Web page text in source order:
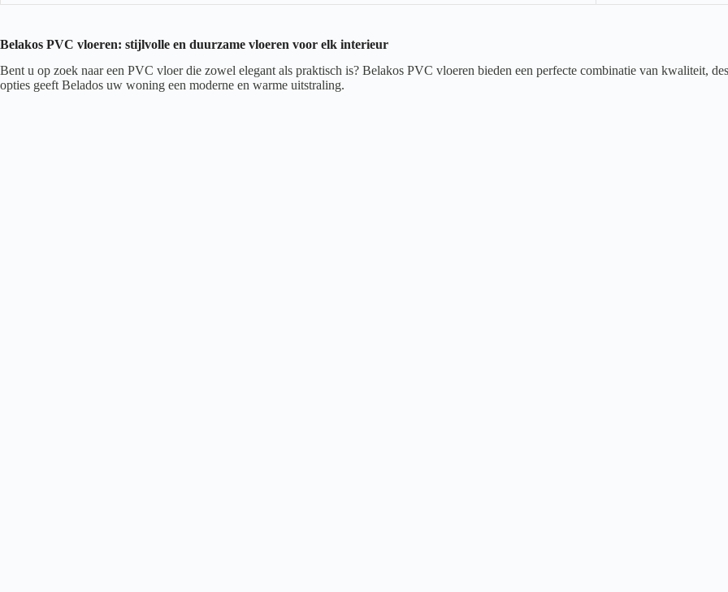
Belakos PVC vloeren: stijlvolle en duurzame vloeren voor elk interieur
Bent u op zoek naar een PVC vloer die zowel elegant als praktisch is? Belakos PVC vloeren bieden een perfecte combinatie van kwaliteit,
opties geeft Belados uw woning een moderne en warme uitstraling.